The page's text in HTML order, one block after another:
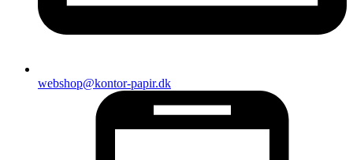
webshop@kontor-papir.dk